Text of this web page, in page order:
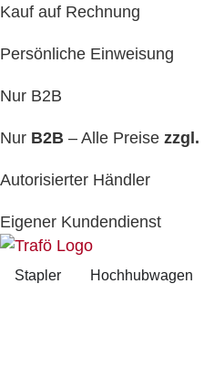
Kauf auf Rechnung
Persönliche Einweisung
Nur B2B
Nur B2B – Alle Preise zzgl.
Autorisierter Händler
Eigener Kundendienst
Stapler Hochhubwagen